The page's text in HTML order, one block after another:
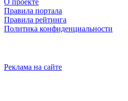
Правила портала
Правила рейтинга
Политика конфиденциальности
Реклама на сайте